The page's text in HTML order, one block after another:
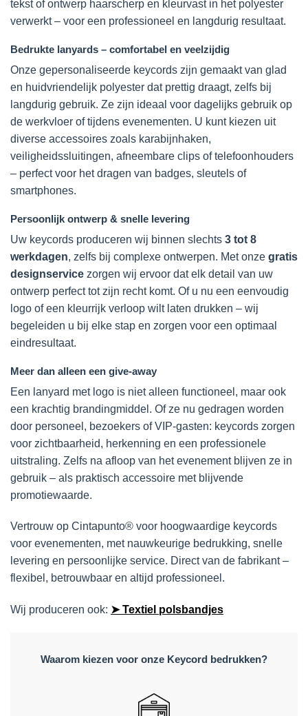
tekst of ontwerp haarscherp en kleurvast in het polyester
verwerkt – voor een professioneel en langdurig resultaat.
Bedrukte lanyards – comfortabel en veelzijdig
Onze gepersonaliseerde keycords zijn gemaakt van glad
en huidvriendelijk polyester dat prettig draagt, zelfs bij
langdurig gebruik. Ze zijn ideaal voor dagelijks gebruik op
de werkvloer of tijdens evenementen. U kunt kiezen uit
diverse accessoires zoals karabijnhaken,
veiligheidssluitingen, afneembare clips of telefoonhouders
– perfect voor het dragen van badges, sleutels of
smartphones.
Persoonlijk ontwerp & snelle levering
Uw keycords produceren wij binnen slechts 3 tot 8
werkdagen, zelfs bij complexe ontwerpen. Met onze gratis
designservice zorgen wij ervoor dat elk detail van uw
ontwerp perfect tot zijn recht komt. Of u nu een eenvoudig
logo of een kleurrijk verloop wilt laten drukken – wij
begeleiden u bij elke stap en zorgen voor een optimaal
eindresultaat.
Meer dan alleen een give-away
Een lanyard met logo is niet alleen functioneel, maar ook
een krachtig brandingmiddel. Of ze nu gedragen worden
door personeel, bezoekers of VIP-gasten: keycords zorgen
voor zichtbaarheid, herkenning en een professionele
uitstraling. Zelfs na afloop van het evenement blijven ze in
gebruik – als praktisch accessoire met blijvende
promotiewaarde.
Vertrouw op Cintapunto® voor hoogwaardige keycords
voor evenementen, met nauwkeurige bedrukking, snelle
levering en persoonlijke service. Direct van de fabrikant –
flexibel, betrouwbaar en altijd professioneel.
Wij produceren ook: ➤ Textiel polsbandjes
Waarom kiezen voor onze Keycord bedrukken?